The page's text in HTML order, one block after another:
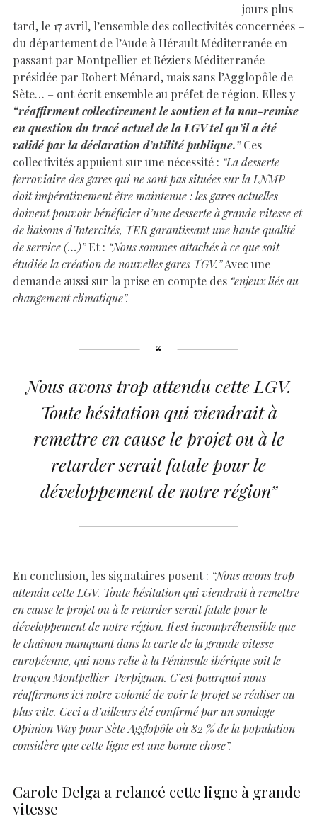
jours plus
tard, le 17 avril, l’ensemble des collectivités concernées –
du département de l’Aude à Hérault Méditerranée en
passant par Montpellier et Béziers Méditerranée
présidée par Robert Ménard, mais sans l’Agglopôle de
Sète… – ont écrit ensemble au préfet de région. Elles y
“réaffirment collectivement le soutien et la non-remise
en question du tracé actuel de la LGV tel qu’il a été
validé par la déclaration d’utilité publique.”Ces
collectivités appuient sur une nécessité : “La desserte
ferroviaire des gares qui ne sont pas situées sur la LNMP
doit impérativement être maintenue : les gares actuelles
doivent pouvoir bénéficier d’une desserte à grande vitesse et
de liaisons d’Intercités, TER garantissant une haute qualité
de service (…)”Et : “Nous sommes attachés à ce que soit
étudiée la création de nouvelles gares TGV.”Avec une
demande aussi sur la prise en compte des “enjeux liés au
changement climatique”.
Nous avons trop attendu cette LGV.
Toute hésitation qui viendrait à
remettre en cause le projet ou à le
retarder serait fatale pour le
développement de notre région”
En conclusion, les signataires posent : “Nous avons trop
attendu cette LGV. Toute hésitation qui viendrait à remettre
en cause le projet ou à le retarder serait fatale pour le
développement de notre région. Il est incompréhensible que
le chaînon manquant dans la carte de la grande vitesse
européenne, qui nous relie à la Péninsule ibérique soit le
tronçon Montpellier-Perpignan. C’est pourquoi nous
réaffirmons ici notre volonté de voir le projet se réaliser au
plus vite. Ceci a d’ailleurs été confirmé par un sondage
Opinion Way pour Sète Agglopôle où 82 % de la population
considère que cette ligne est une bonne chose”.
Carole Delga a relancé cette ligne à grande
vitesse